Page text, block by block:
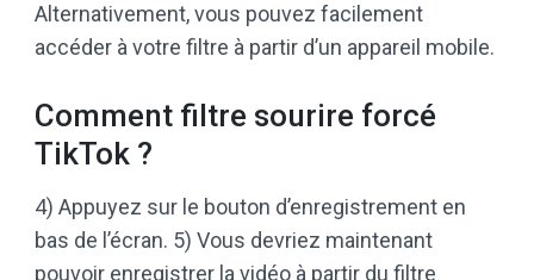
Alternativement, vous pouvez facilement
accéder à votre filtre à partir d’un appareil mobile.
Comment filtre sourire forcé
TikTok ?
4) Appuyez sur le bouton d’enregistrement en
bas de l’écran. 5) Vous devriez maintenant
pouvoir enregistrer la vidéo à partir du filtre